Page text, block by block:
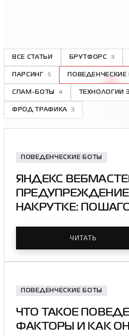
ВСЕ СТАТЬИ БРУТФОРС 3
ПАРСИНГ 5 ПОВЕДЕНЧЕСКИЕ
СПАМ-БОТЫ 4 ТЕХНОЛОГИИ
ФРОД ТРАФИКА 3
ПОВЕДЕНЧЕСКИЕ БОТЫ
ЯНДЕКС
НАКРУТКЕ:
ЧИТАТЬ
ПОВЕДЕНЧЕСКИЕ БОТЫ
ЧТО ТАКОЕ
ФАКТОРЫ И КАК